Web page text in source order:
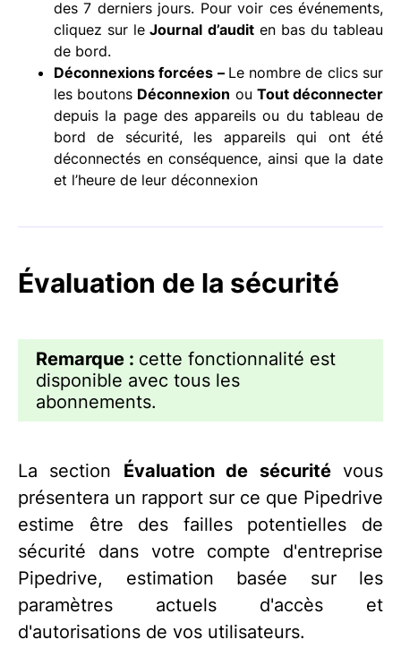
des 7 derniers jours. Pour voir ces événements,
cliquez sur le Journal d’auditen bas du tableau
de bord.
Déconnexions forcées – Le nombre de clics sur
les boutons Déconnexion ou Tout déconnecter
depuis la page des appareils ou du tableau de
bord de sécurité, les appareils qui ont été
déconnectés en conséquence, ainsi que la date
et l’heure de leur déconnexion
Évaluation de la sécurité
Remarque : cette fonctionnalité est
disponible avec tous les
abonnements.
La section Évaluation de sécuritévous
présentera un rapport sur ce que Pipedrive
estime être des failles potentielles de
sécurité dans votre compte d'entreprise
Pipedrive, estimation basée sur les
paramètres actuels d'accès et
d'autorisations de vos utilisateurs.